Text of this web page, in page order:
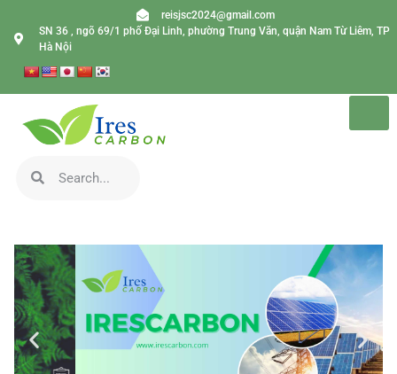
reisjsc2024@gmail.com
SN 36 , ngõ 69/1 phố Đại Linh, phường Trung Văn, quận Nam Từ Liêm, TP
Hà Nội